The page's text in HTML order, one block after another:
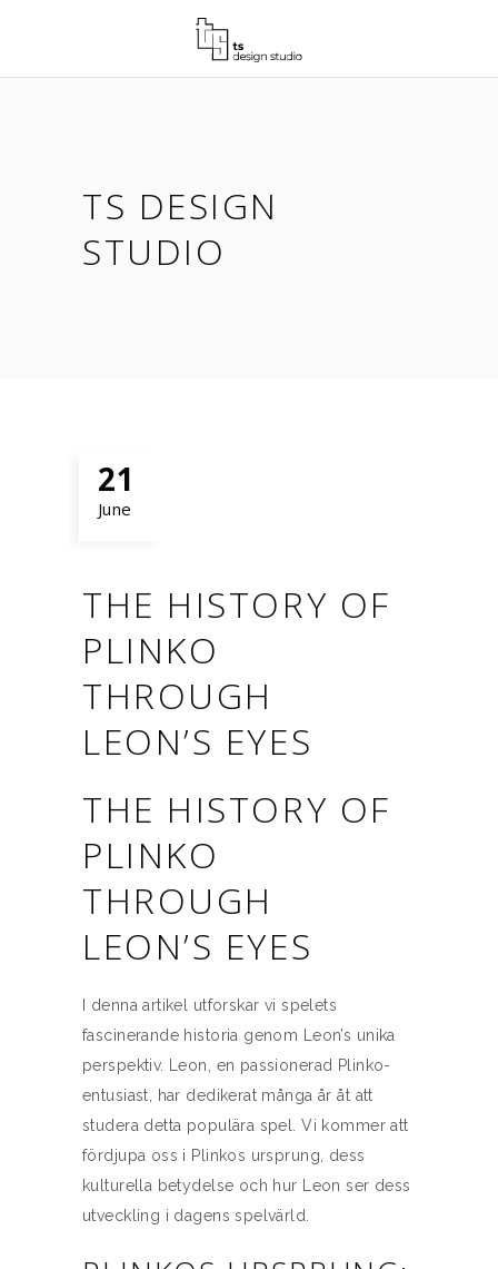
TS DESIGN
STUDIO
21
June
THE HISTORY OF
PLINKO
THROUGH
LEON’S EYES
THE HISTORY OF
PLINKO
THROUGH
LEON’S EYES
I denna artikel utforskar vi spelets
fascinerande historia genom Leon’s unika
perspektiv. Leon, en passionerad Plinko-
entusiast, har dedikerat många år åt att
studera detta populära spel. Vi kommer att
fördjupa oss i Plinkos ursprung, dess
kulturella betydelse och hur Leon ser dess
utveckling i dagens spelvärld.